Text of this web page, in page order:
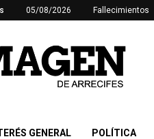
05/08/2026 Fallecimientos
GENERAL POLÍTICA